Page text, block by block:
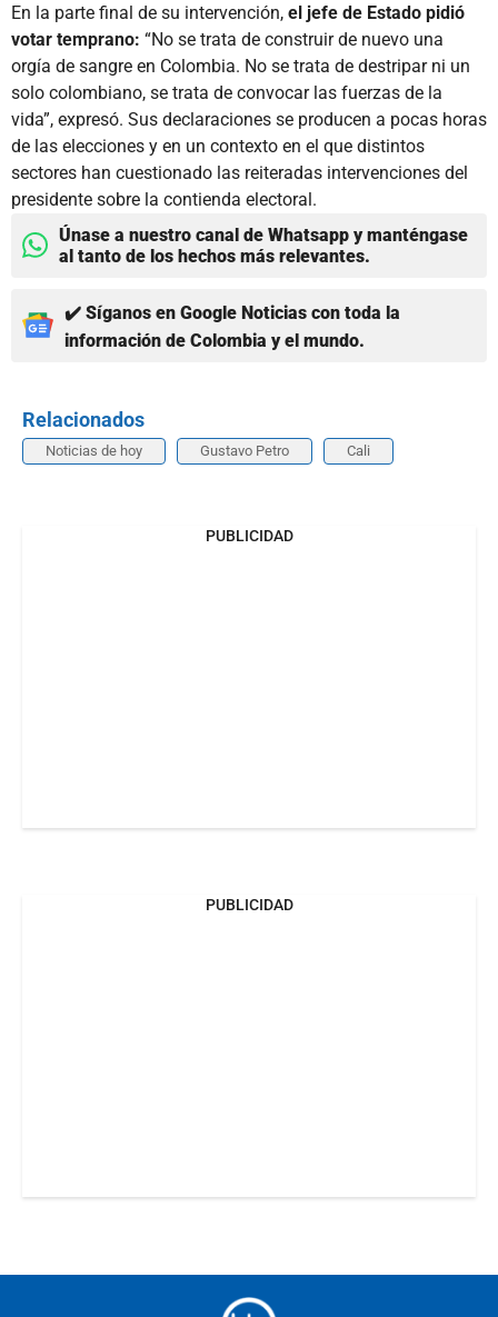
En la parte final de su intervención, el jefe de Estado pidió
votar temprano: “No se trata de construir de nuevo una
orgía de sangre en Colombia. No se trata de destripar ni un
solo colombiano, se trata de convocar las fuerzas de la
vida”, expresó. Sus declaraciones se producen a pocas horas
de las elecciones y en un contexto en el que distintos
sectores han cuestionado las reiteradas intervenciones del
presidente sobre la contienda electoral.
Únase a nuestro canal de Whatsapp y manténgase
al tanto de los hechos más relevantes.
✔️ Síganos en Google Noticias con toda la
información de Colombia y el mundo.
Relacionados
Noticias de hoy Gustavo Petro Cali
PUBLICIDAD
PUBLICIDAD